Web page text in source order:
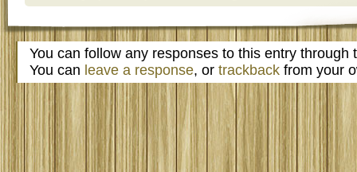
You can follow any responses to this entry through
You can leave a response, or trackback from your